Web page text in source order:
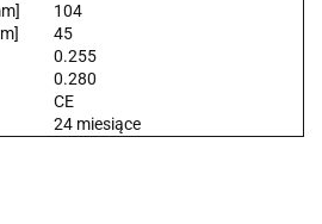
104
45
0.255
0.280
CE
24 miesiące